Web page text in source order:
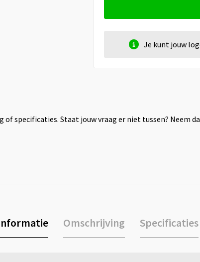
Je kunt jouw
specificaties. Staat jouw vraag er niet tussen? Neem
Omschrijving Specificaties